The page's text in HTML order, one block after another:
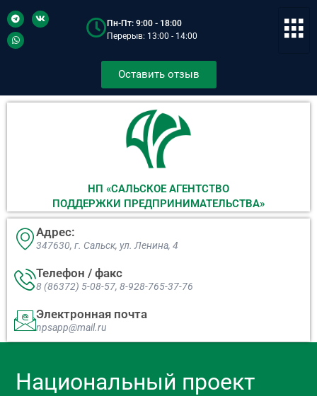
Пн-Пт: 9:00 - 18:00
Перерыв: 13:00 - 14:00
Оставить отзыв
НП «САЛЬСКОЕ АГЕНТСТВО
ПОДДЕРЖКИ ПРЕДПРИНИМАТЕЛЬСТВА»
Адрес:
347630, г. Сальск, ул. Ленина, 4​
Телефон / факс
8 (86372) 5-08-57, 8-928-765-37-76
Электронная почта
npsapp@mail.ru
Национальный проект